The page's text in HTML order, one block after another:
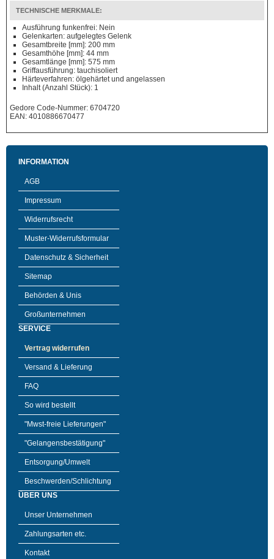
TECHNISCHE MERKMALE:
Ausführung funkenfrei: Nein
Gelenkarten: aufgelegtes Gelenk
Gesamtbreite [mm]: 200 mm
Gesamthöhe [mm]: 44 mm
Gesamtlänge [mm]: 575 mm
Griffausführung: tauchisoliert
Härteverfahren: ölgehärtet und angelassen
Inhalt (Anzahl Stück): 1
Gedore Code-Nummer: 6704720
EAN: 4010886670477
INFORMATION
AGB
Impressum
Widerrufsrecht
Muster-Widerrufsformular
Datenschutz & Sicherheit
Sitemap
Behörden & Unis
Großunternehmen
SERVICE
Vertrag widerrufen
Versand & Lieferung
FAQ
So wird bestellt
"Mwst-freie Lieferungen"
"Gelangensbestätigung"
Entsorgung/Umwelt
Beschwerden/Schlichtung
ÜBER UNS
Unser Unternehmen
Zahlungsarten etc.
Kontakt